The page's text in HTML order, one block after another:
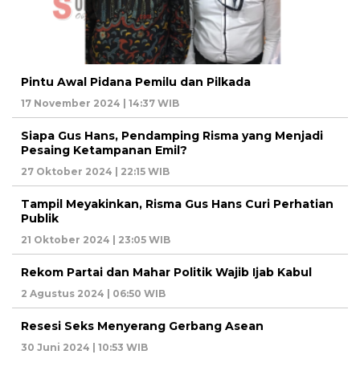
Pintu Awal Pidana Pemilu dan Pilkada
17 November 2024 | 14:37 WIB
Siapa Gus Hans, Pendamping Risma yang Menjadi
Pesaing Ketampanan Emil?
27 Oktober 2024 | 22:15 WIB
Tampil Meyakinkan, Risma Gus Hans Curi Perhatian
Publik
21 Oktober 2024 | 23:05 WIB
Rekom Partai dan Mahar Politik Wajib Ijab Kabul
2 Agustus 2024 | 06:50 WIB
Resesi Seks Menyerang Gerbang Asean
30 Juni 2024 | 10:53 WIB